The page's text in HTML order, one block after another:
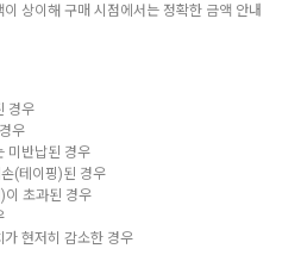
상이해 구매 시점에서는 정확한 금액 안내
경우
우
미반납된 경우
(테이핑)된 경우
이 초과된 경우
가 현저히 감소한 경우